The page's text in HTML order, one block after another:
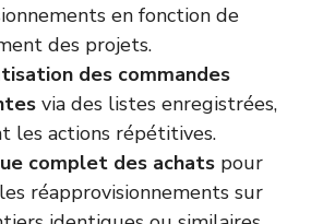
en fonction de
des projets.
des commandes
via des listes enregistrées,
les actions répétitives.
complet des achats pour
réapprovisionnements sur